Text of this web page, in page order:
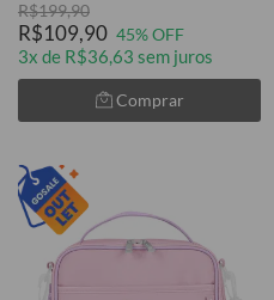
R$199,90
R$109,90 45% OFF
3x de R$36,63 sem juros
Comprar